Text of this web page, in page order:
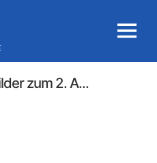
MENU
zum 2. A...